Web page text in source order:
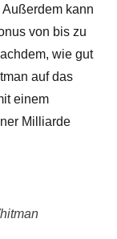
kann
von bis zu
wie gut
auf das
einem
Milliarde